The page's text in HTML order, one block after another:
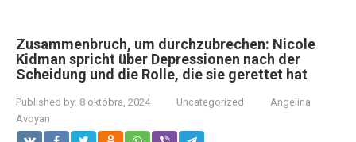
Zusammenbruch, um durchzubrechen: Nicole
Kidman spricht über Depressionen nach der
Scheidung und die Rolle, die sie gerettet hat
Published by: 8 októbra, 2024 Uncategorized
Angelina
Avoyan